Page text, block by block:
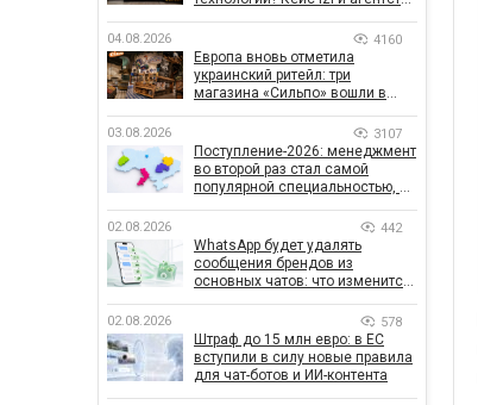
04.08.2026 4160
Европа вновь отметила
украинский ритейл: три
магазина «Сильпо» вошли в
03.08.2026 3107
Поступление-2026: менеджмент
во второй раз стал самой
популярной специальностью, а
рекордным за последние 5 лет
02.08.2026 442
WhatsApp будет удалять
сообщения брендов из
основных чатов: что изменится
02.08.2026 578
Штраф до 15 млн евро: в ЕС
вступили в силу новые правила
для чат-ботов и ИИ-контента